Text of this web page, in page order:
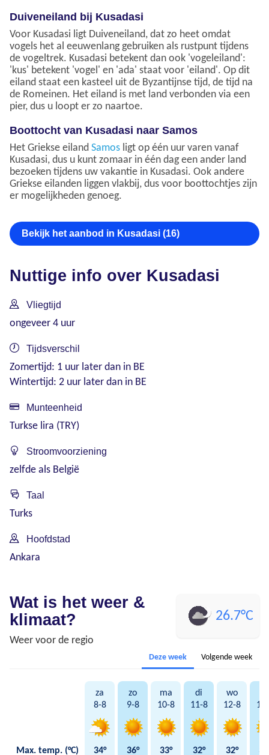
Duiveneiland bij Kusadasi
Voor Kusadasi ligt Duiveneiland, dat zo heet omdat
vogels het al eeuwenlang gebruiken als rustpunt tijdens
de vogeltrek. Kusadasi betekent dan ook 'vogeleiland':
'kus' betekent 'vogel' en 'ada' staat voor 'eiland'. Op dit
eiland staat een kasteel uit de Byzantijnse tijd, de tijd na
de Romeinen. Het eiland is met land verbonden via een
pier, dus u loopt er zo naartoe.
Boottocht van Kusadasi naar Samos
Het Griekse eiland Samos ligt op één uur varen vanaf
Kusadasi, dus u kunt zomaar in één dag een ander land
bezoeken tijdens uw vakantie in Kusadasi. Ook andere
Griekse eilanden liggen vlakbij, dus voor boottochtjes zijn
er mogelijkheden genoeg.
Bekijk het aanbod in Kusadasi (16)
Nuttige info over Kusadasi
Vliegtijd
ongeveer 4 uur
Tijdsverschil
Zomertijd: 1 uur later dan in BE
Wintertijd: 2 uur later dan in BE
Munteenheid
Turkse lira (TRY)
Stroomvoorziening
zelfde als België
Taal
Turks
Hoofdstad
Ankara
Wat is het weer &
klimaat?
Weer voor de regio
26.7°C
Deze week Volgende week
za
8-8
zo
9-8
ma
10-8
di
11-8
wo
12-8
Max. temp. (°C) 34° 36° 33° 32° 32°